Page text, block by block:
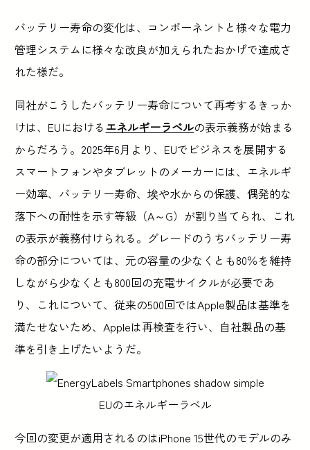
バッテリー寿命の変化は、コンポーネントと様々な電力
管理システムに様々な改良が加えられたおかげで達成さ
れた様だ。
同社がこうしたバッテリー寿命について再考するきっか
けは、EUにおける エネルギーラベルの表示義務が始まる
からだろう。2025年6月より、EUでビジネスを展開する
スマートフォンやタブレットのメーカーには、エネルギ
ー効率、バッテリー寿命、埃や水からの保護、偶発的な
落下への耐性を示す等級（A～G）が割り当てられ、これ
の表示が義務付けられる。グレードのうちバッテリー寿
命の部分については、元の容量の少なくとも80％を維持
しながら少なくとも800回の充電サイクルが必要であ
り、これについて、従来の500回ではApple製品は基準を
満たせないため、Appleは再検査を行い、自社製品の基
準を引き上げたいようだ。
EUのエネルギーラベル
今回の変更が適用されるのはiPhone 15世代のモデルのみ